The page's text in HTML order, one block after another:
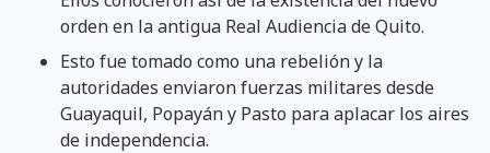
orden en la antigua Real Audiencia de Quito.
Esto fue tomado como una rebelión y la
autoridades enviaron fuerzas militares desde
Guayaquil, Popayán y Pasto para aplacar los aires
de independencia.